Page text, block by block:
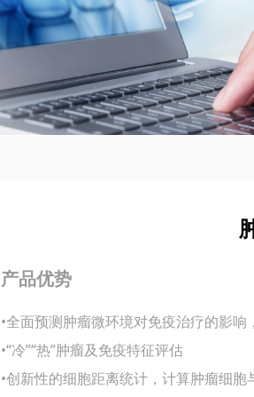
产品优势
•全面预测肿瘤微环境对免疫治疗的影
•“冷”“热”肿瘤及免疫特征评估
•创新性的细胞距离统计，计算肿瘤细